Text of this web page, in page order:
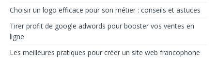
Choisir un logo efficace pour son métier : conseils et astuces
Tirer profit de google adwords pour booster vos ventes en
ligne
Les meilleures pratiques pour créer un site web francophone